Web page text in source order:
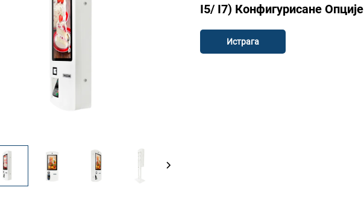
I5/ I7) Конфигурисане Опције
Истрага